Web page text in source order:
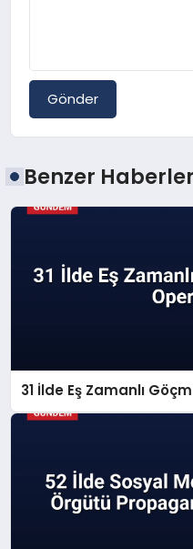
Gönder
Benzer Haberler
31 İlde Eş Zamanlı